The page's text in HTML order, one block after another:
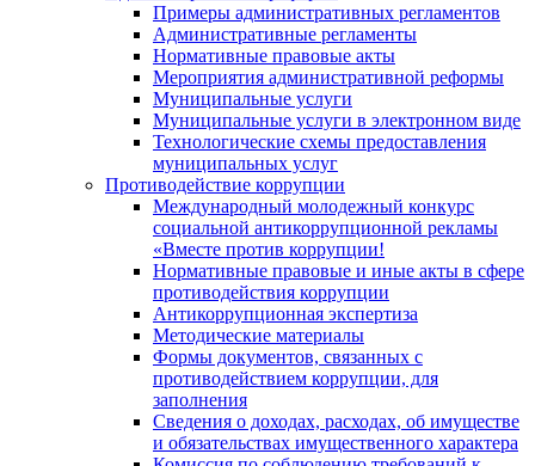
Примеры административных регламентов
Административные регламенты
Нормативные правовые акты
Мероприятия административной реформы
Муниципальные услуги
Муниципальные услуги в электронном виде
Технологические схемы предоставления
муниципальных услуг
Противодействие коррупции
Международный молодежный конкурс
социальной антикоррупционной рекламы
«Вместе против коррупции!
Нормативные правовые и иные акты в сфере
противодействия коррупции
Антикоррупционная экспертиза
Методические материалы
Формы документов, связанных с
противодействием коррупции, для
заполнения
Сведения о доходах, расходах, об имуществе
и обязательствах имущественного характера